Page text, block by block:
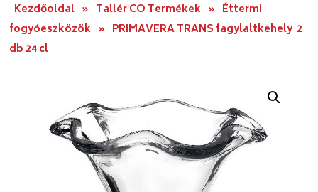
Kezdőoldal » Tallér CO Termékek » Éttermi
fogyóeszközök » PRIMAVERA TRANS fagylaltkehely 2
db 24 cl